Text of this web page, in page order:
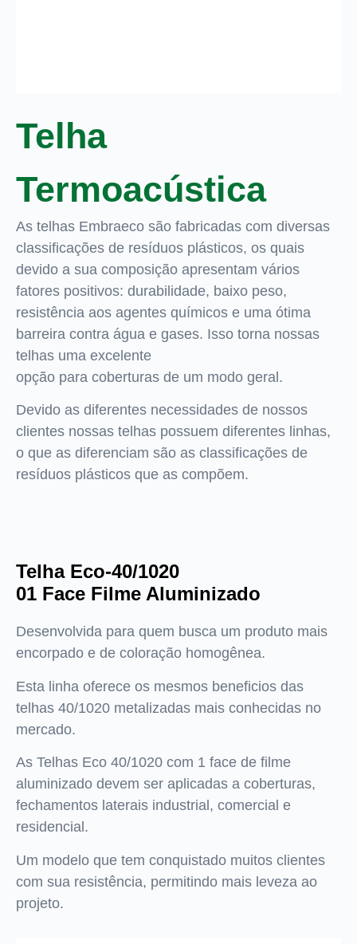
Telha
Termoacústica
As telhas Embraeco são fabricadas com diversas
classificações de resíduos plásticos, os quais
devido a sua composição apresentam vários
fatores positivos: durabilidade, baixo peso,
resistência aos agentes químicos e uma ótima
barreira contra água e gases. Isso torna nossas
telhas uma excelente
opção para coberturas de um modo geral.
Devido as diferentes necessidades de nossos
clientes nossas telhas possuem diferentes linhas,
o que as diferenciam são as classificações de
resíduos plásticos que as compõem.
Telha Eco-40/1020
01 Face Filme Aluminizado
Desenvolvida para quem busca um produto mais
encorpado e de coloração homogênea.
Esta linha oferece os mesmos beneficios das
telhas 40/1020 metalizadas mais conhecidas no
mercado.
As Telhas Eco 40/1020 com 1 face de filme
aluminizado devem ser aplicadas a coberturas,
fechamentos laterais industrial, comercial e
residencial.
Um modelo que tem conquistado muitos clientes
com sua resistência, permitindo mais leveza ao
projeto.